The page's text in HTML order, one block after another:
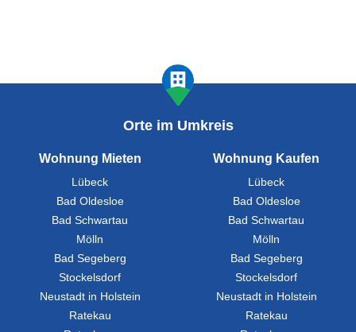
Orte im Umkreis
Wohnung Mieten
Lübeck
Bad Oldesloe
Bad Schwartau
Mölln
Bad Segeberg
Stockelsdorf
Neustadt in Holstein
Ratekau
Wohnung Kaufen
Lübeck
Bad Oldesloe
Bad Schwartau
Mölln
Bad Segeberg
Stockelsdorf
Neustadt in Holstein
Ratekau